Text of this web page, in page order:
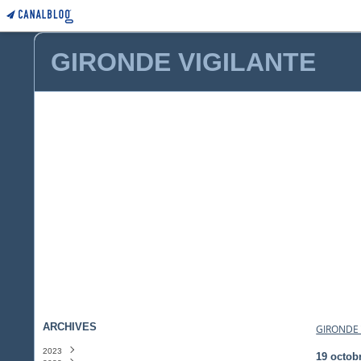
GIRONDE VIGILANTE
ARCHIVES
2023
19